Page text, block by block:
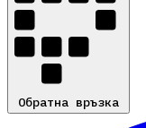
Обратна връзка
Обратна връзка